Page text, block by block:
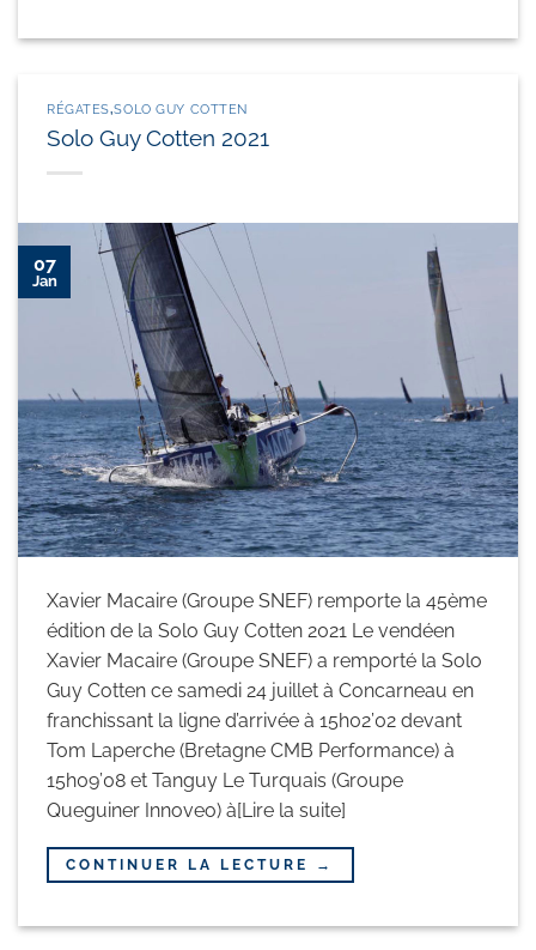
RÉGATES,SOLO GUY COTTEN
Solo Guy Cotten 2021
07
Jan
Xavier Macaire (Groupe SNEF) remporte la 45ème
édition de la Solo Guy Cotten 2021 Le vendéen
Xavier Macaire (Groupe SNEF) a remporté la Solo
Guy Cotten ce samedi 24 juillet à Concarneau en
franchissant la ligne d’arrivée à 15h02’02 devant
Tom Laperche (Bretagne CMB Performance) à
15h09’08 et Tanguy Le Turquais (Groupe
Queguiner Innoveo) à[Lire la suite]
CONTINUER LA LECTURE →